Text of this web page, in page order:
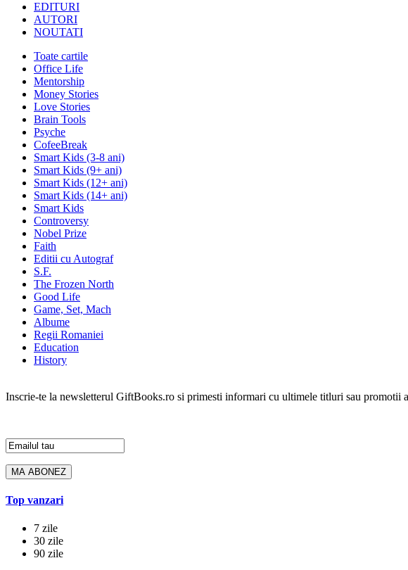
EDITURI
AUTORI
NOUTATI
Toate cartile
Office Life
Mentorship
Money Stories
Love Stories
Brain Tools
Psyche
CofeeBreak
Smart Kids (3-8 ani)
Smart Kids (9+ ani)
Smart Kids (12+ ani)
Smart Kids (14+ ani)
Smart Kids
Controversy
Nobel Prize
Faith
Editii cu Autograf
S.F.
The Frozen North
Good Life
Game, Set, Mach
Albume
Regii Romaniei
Education
History
Inscrie-te la newsletterul GiftBooks.ro si primesti informari cu ultimele titluri sau promotii
Top vanzari
7 zile
30 zile
90 zile